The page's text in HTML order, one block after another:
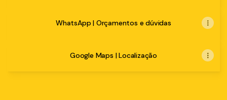
WhatsApp | Orçamentos e dúvidas
Google Maps | Localização